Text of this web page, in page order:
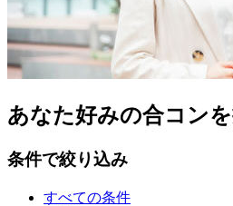
あなた好みの合コン
条件で絞り込み
すべての条件